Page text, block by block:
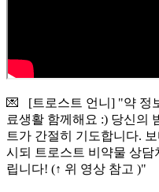
💌 [트로스트 언니] "약 정
료생활 함께해요 :) 당신의
트가 간절히 기도합니다.
시되 트로스트 비약물 상
립니다! (↑ 위 영상 참고 )"